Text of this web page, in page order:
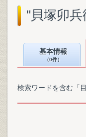
"貝塚卯
基本情報
（0件）
検索ワードを含む「